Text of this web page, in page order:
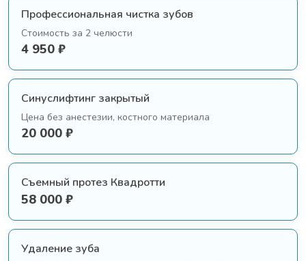
Профессиональная чистка зубов
Стоимость за 2 челюсти
4 950 ₽
Синуслифтинг закрытый
Цена без анестезии, костного материала
20 000 ₽
Съемный протез Квадротти
58 000 ₽
Удаление зуба